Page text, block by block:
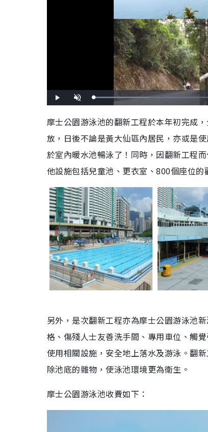
l
n
t
e
L
e
d
2
6
摩士公園游泳池的翻新工程於本年初完成
放，日後不論是黃大仙區內居民，亦或是
於室內暖水池暢泳了！同時，因翻新工程
他設施包括兒童池、更衣室、800個座位
另外，是次翻新工程亦為摩士公園游泳池
格、傷殘人士友善洗手間、專用車位、觸
使用相關設施，安全地上落水及游泳。翻
除池底的雜物，使泳池環境更為衛生。
摩士公園游泳池收費如下：